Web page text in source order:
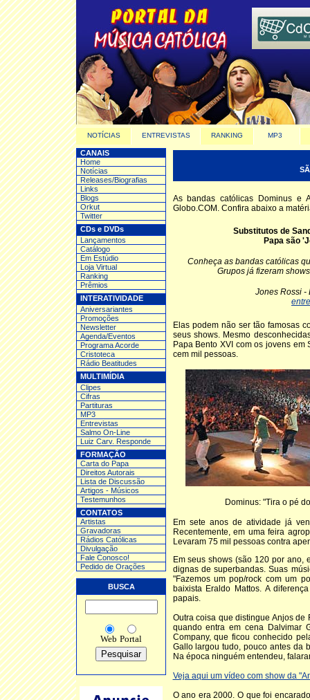
NOTÍCIAS ENTREVISTAS RANKING MP3
CANAIS
Home
Notícias
Releases/Biografias
Links
Blogs
Orkut
Twitter
CDs e DVDs
Lançamentos
Catálogo
Em Estúdio
Loja Virtual
Ranking
Prêmios
INTERATIVIDADE
Aniversariantes
Promoções
Newsletter
Agenda/Eventos
Programa Acorde
Cristoteca
Rádio Beatitudes
MULTIMÍDIA
Clipes
Cifras
Partituras
MP3
Entrevistas
Salmo On-Line
Luiz Carv. Responde
FORMAÇÃO
Carta do Papa
Direitos Autorais
Lista de Discussão
Artigos - Músicos
Testemunhos
CONTATOS
Artistas
Gravadoras
Rádios Católicas
Divulgação
Fale Conosco!
Pedido de Orações
BUSCA
Web Portal
As bandas católicas Dominus e
Globo.COM. Confira abaixo a
Substitutos de
Papa são
Conheça as bandas católicas
Grupos já fizeram
Jones Rossi -
Elas podem não ser tão famosas
seus shows. Mesmo
Papa Bento XVI com os jovens
cem mil pessoas.
Dominus: "Tira o pé
Em sete anos de atividade já
Recentemente, em uma feira
Levaram 75 mil pessoas contra
Em seus shows (são 120 por ano,
dignas de superbandas. Suas
"Fazemos um pop/rock com um
baixista Eraldo Mattos. A
papais.
Outra coisa que distingue Anjos de
quando entra em cena Dalvimar
Company, que ficou conhecido
Gallo largou tudo, pouco antes da
Na época ninguém entendeu,
Veja aqui um vídeo com show da
O ano era 2000. O que foi